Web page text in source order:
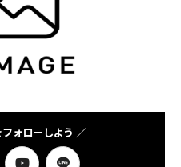
ォローしよう ／